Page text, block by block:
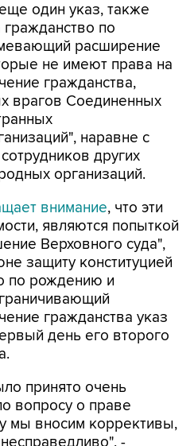
один указ, также
по
расширение
не имеют права на
гражданства,
врагов Соединенных
наравне с
других
организаций.
внимание, что эти
являются попыткой
Верховного суда",
защиту конституцией
по рождению и
гражданства указ
день его второго
принято очень
вопросу о праве
мы вносим коррективы,